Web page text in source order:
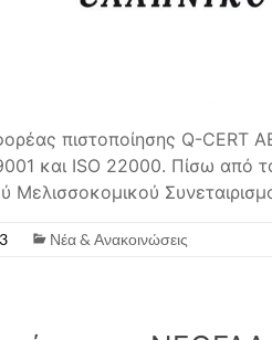
πιστοποίησης Q-CERT
και ISO 22000. Πίσω από
Νέα & Ανακοινώσεις